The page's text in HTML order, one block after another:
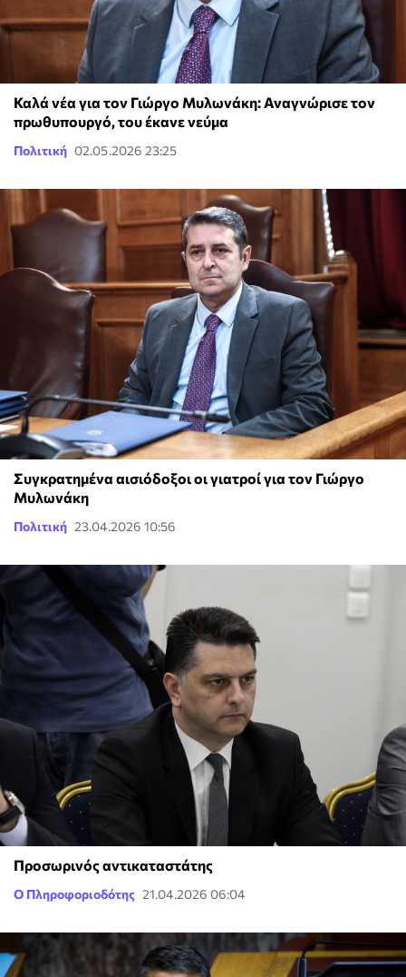
Καλά νέα για τον Γιώργο Μυλωνάκη: Αναγνώρισε τον
πρωθυπουργό, του έκανε νεύμα
Πολιτική 02.05.2026 23:25
Συγκρατημένα αισιόδοξοι οι γιατροί για τον Γιώργο
Μυλωνάκη
Πολιτική 23.04.2026 10:56
Προσωρινός αντικαταστάτης
Ο Πληροφοριοδότης 21.04.2026 06:04